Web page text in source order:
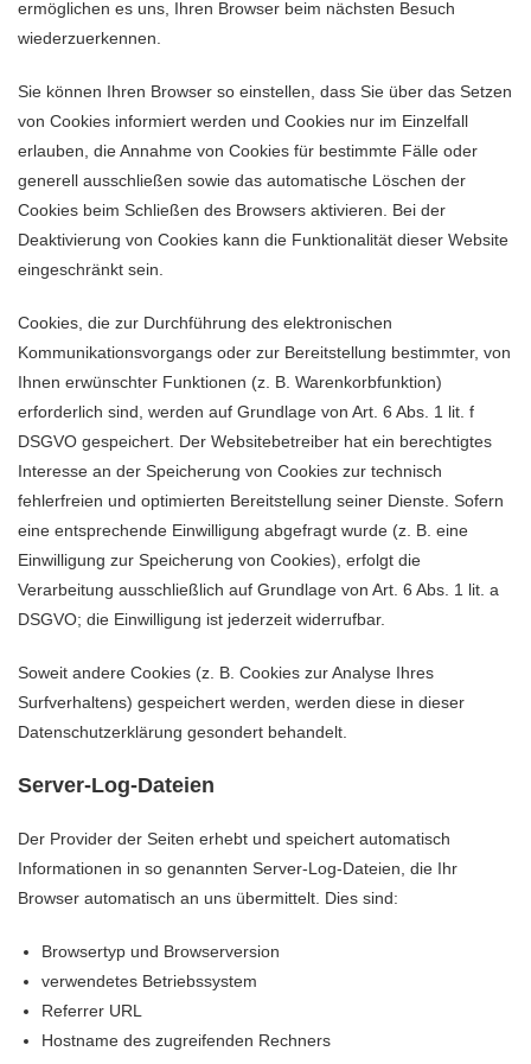
ermöglichen es uns, Ihren Browser beim nächsten Besuch
wiederzuerkennen.
Sie können Ihren Browser so einstellen, dass Sie über das Setzen
von Cookies informiert werden und Cookies nur im Einzelfall
erlauben, die Annahme von Cookies für bestimmte Fälle oder
generell ausschließen sowie das automatische Löschen der
Cookies beim Schließen des Browsers aktivieren. Bei der
Deaktivierung von Cookies kann die Funktionalität dieser Website
eingeschränkt sein.
Cookies, die zur Durchführung des elektronischen
Kommunikationsvorgangs oder zur Bereitstellung bestimmter, von
Ihnen erwünschter Funktionen (z. B. Warenkorbfunktion)
erforderlich sind, werden auf Grundlage von Art. 6 Abs. 1 lit. f
DSGVO gespeichert. Der Websitebetreiber hat ein berechtigtes
Interesse an der Speicherung von Cookies zur technisch
fehlerfreien und optimierten Bereitstellung seiner Dienste. Sofern
eine entsprechende Einwilligung abgefragt wurde (z. B. eine
Einwilligung zur Speicherung von Cookies), erfolgt die
Verarbeitung ausschließlich auf Grundlage von Art. 6 Abs. 1 lit. a
DSGVO; die Einwilligung ist jederzeit widerrufbar.
Soweit andere Cookies (z. B. Cookies zur Analyse Ihres
Surfverhaltens) gespeichert werden, werden diese in dieser
Datenschutzerklärung gesondert behandelt.
Server-Log-Dateien
Der Provider der Seiten erhebt und speichert automatisch
Informationen in so genannten Server-Log-Dateien, die Ihr
Browser automatisch an uns übermittelt. Dies sind:
Browsertyp und Browserversion
verwendetes Betriebssystem
Referrer URL
Hostname des zugreifenden Rechners